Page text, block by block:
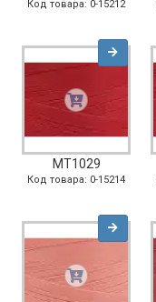
Код товара: 0-15212
MT1029
Код товара: 0-15214